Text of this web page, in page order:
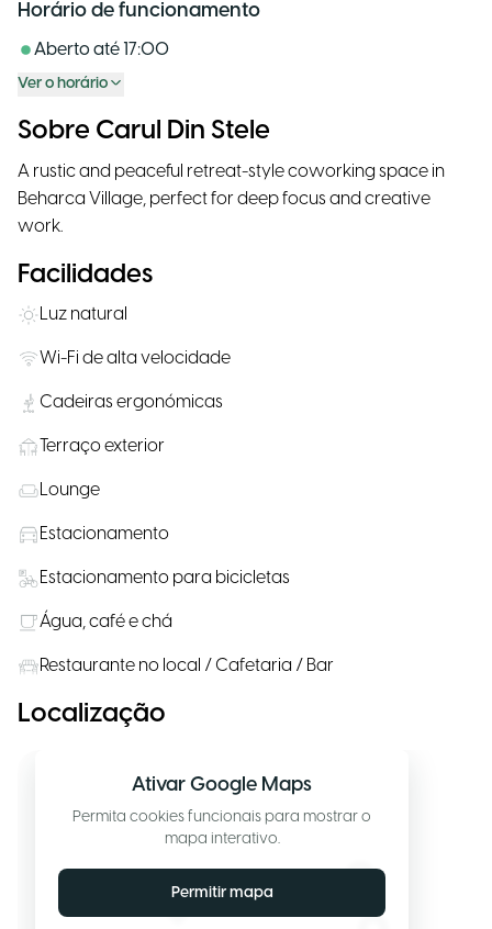
Horário de funcionamento
Aberto até 17:00
Ver o horário
Sobre Carul Din Stele
A rustic and peaceful retreat-style coworking space in
Beharca Village, perfect for deep focus and creative
work.
Facilidades
Luz natural
Wi-Fi de alta velocidade
Cadeiras ergonómicas
Terraço exterior
Lounge
Estacionamento
Estacionamento para bicicletas
Água, café e chá
Restaurante no local / Cafetaria / Bar
Localização
Ativar Google Maps
Permita cookies funcionais para mostrar o
mapa interativo.
Permitir mapa